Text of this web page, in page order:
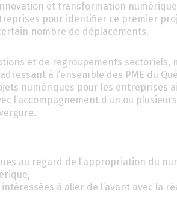
et transformation
pour identifier ce premier
nombre de déplacements.
et de regroupements sectoriels,
à l’ensemble des PME du
numériques pour les entreprises
d’un ou
au regard de l’appropriation du
à aller de l’avant avec la